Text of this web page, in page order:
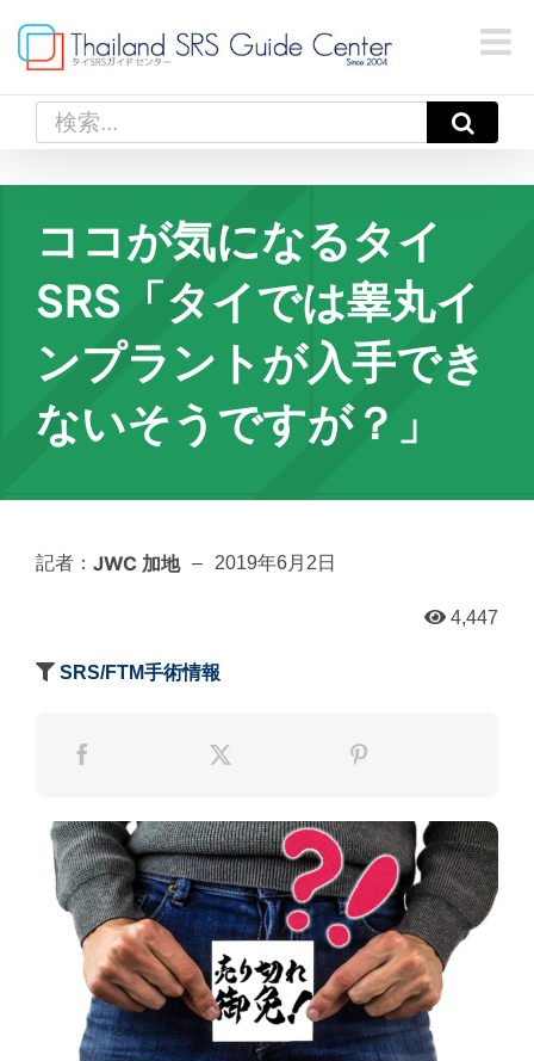
content
索
ココが気になるタイ
SRS「タイでは睾丸イ
ンプラントが入手でき
ないそうですが？」
記者： JWC 加地 – 2019年6月2日
4,447
SRS/FTM手術情報